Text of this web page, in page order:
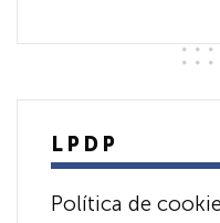
LPDP
Política de